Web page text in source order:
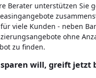
Berater unterstützen Sie
viele Kunden - neben
ohne
zu finden.
will, greift jetzt